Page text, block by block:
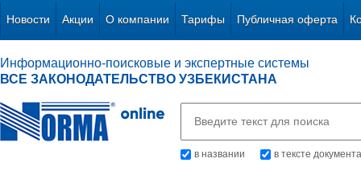
Новости Акции О компании Тарифы Публичная оферта
Информационно-поисковые и экспертные системы
ВСЕ ЗАКОНОДАТЕЛЬСТВО УЗБЕКИСТАНА
в названии в тексте документа